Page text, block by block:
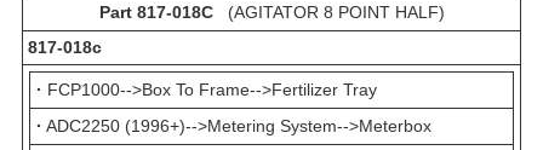
Part 817-018C(AGITATOR 8 POINT HALF)
817-018с
· FCP1000-->Box To Frame-->Fertilizer Tray
· ADC2250 (1996+)-->Metering System-->Meterbox